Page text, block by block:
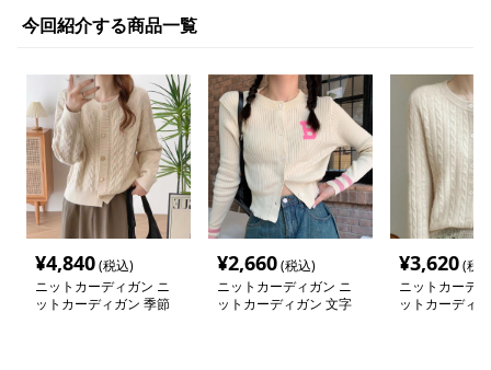
今回紹介する商品一覧
¥4,840(税込)
ニットカーディガン ニ
ットカーディガン 季節
¥2,660(税込)
ニットカーディガン ニ
ットカーディガン 文字
¥3,620(税
ニットカーデ
ットカーディ